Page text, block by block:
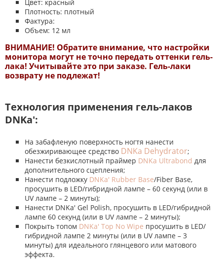
Цвет: красный
Плотность: плотный
Фактура:
Объем: 12 мл
ВНИМАНИЕ! Обратите внимание, что настройки
монитора могут не точно передать оттенки гель-
лака! Учитывайте это при заказе. Гель-лаки
возврату не подлежат!
Технология применения гель-лаков
DNKa':
На забафленую поверхность ногтя нанести
обезжиривающее средство DNKa Dehydrator;
Нанести безкислотный праймер DNKa Ultrabond для
дополнительного сцепления;
Нанести подложку DNKa' Rubber Base/Fiber Base,
просушить в LED/гибридной лампе – 60 секунд (или в
UV лампе – 2 минуты);
Нанести DNKa' Gel Polish, просушить в LED/гибридной
лампе 60 секунд (или в UV лампе – 2 минуты);
Покрыть топом DNKa' Top No Wipe просушить в LED/
гибридной лампе 2 минуты (или в UV лампе – 3
минуты) для идеального глянцевого или матового
эффекта.